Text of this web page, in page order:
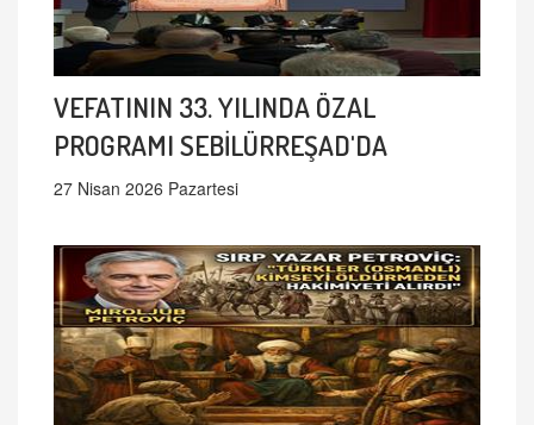
VEFATININ 33. YILINDA ÖZAL
PROGRAMI SEBİLÜRREŞAD'DA
27 Nisan 2026 Pazartesi